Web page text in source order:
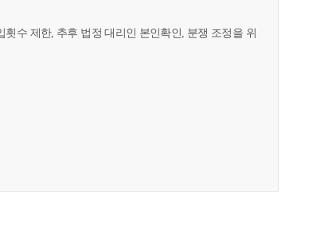
수 제한, 추후 법정 대리인 본인확인, 분쟁 조정을 위